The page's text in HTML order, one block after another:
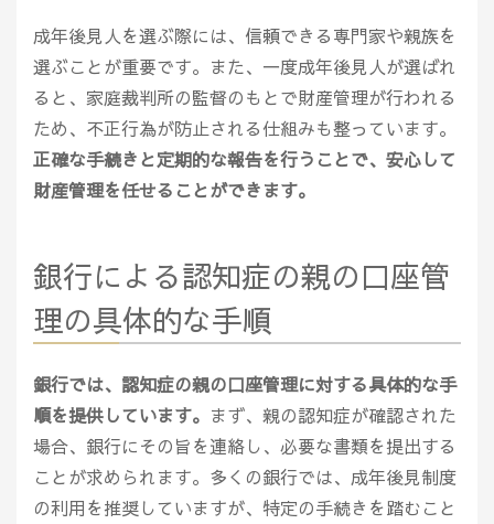
成年後見人を選ぶ際には、信頼できる専門家や親族を
選ぶことが重要です。また、一度成年後見人が選ばれ
ると、家庭裁判所の監督のもとで財産管理が行われる
ため、不正行為が防止される仕組みも整っています。
正確な手続きと定期的な報告を行うことで、安心して
財産管理を任せることができます。
銀行による認知症の親の口座管
理の具体的な手順
銀行では、認知症の親の口座管理に対する具体的な手
順を提供しています。 まず、親の認知症が確認された
場合、銀行にその旨を連絡し、必要な書類を提出する
ことが求められます。多くの銀行では、成年後見制度
の利用を推奨していますが、特定の手続きを踏むこと